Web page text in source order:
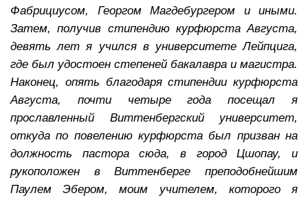
Фабрициусом, Георгом Магдебургером и иными.
Затем, получив стипендию курфюрста Августа,
девять лет я учился в университете Лейпцига,
где был удостоен степеней бакалавра и магистра.
Наконец, опять благодаря стипендии курфюрста
Августа, почти четыре года посещал я
прославленный Виттенбергский университет,
откуда по повелению курфюрста был призван на
должность пастора сюда, в город Цшопау, и
рукоположен в Виттенберге преподобнейшим
Паулем Эбером, моим учителем, которого я